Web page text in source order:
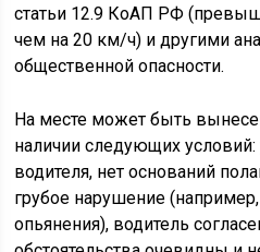
статьи 12.9 КоАП РФ
чем на 20 км/ч) и другими
общественной опасности.
На месте может быть
наличии следующих условий:
водителя, нет оснований
грубое нарушение
опьянения), водитель